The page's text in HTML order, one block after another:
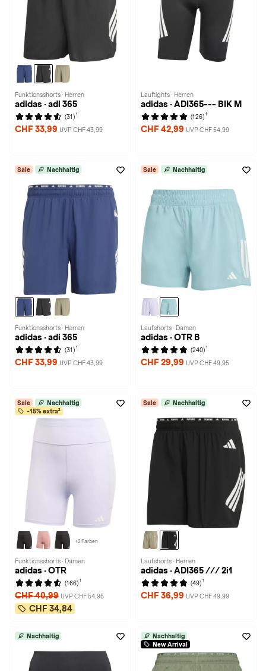
Funktionsshorts · Herren
adidas · adi 365
(31) 1
CHF 33,99 UVP CHF 43,99
Lauftights · Herren
adidas · ADI365--- BIK M
(126) 1
CHF 42,99 UVP CHF 54,99
Sale Nachhaltig
Funktionsshorts · Herren
adidas · adi 365
(31) 1
CHF 33,99 UVP CHF 43,99
Sale Nachhaltig
Laufshorts · Damen
adidas · OTR B
(240) 1
CHF 29,99 UVP CHF 49,95
Sale
Nachhaltig
-15% extra²
+2 Farben
Funktionsshorts · Damen
adidas · OTR
(166) 1
CHF 40,99 UVP CHF 54,95
CHF 34,84
Sale Nachhaltig
Laufshorts · Herren
adidas · ADI365 /// 2i1
(49) 1
CHF 36,99 UVP CHF 49,99
Nachhaltig
Nachhaltig
New Arrival